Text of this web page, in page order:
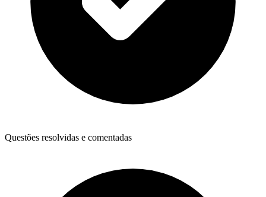
Questões resolvidas e comentadas